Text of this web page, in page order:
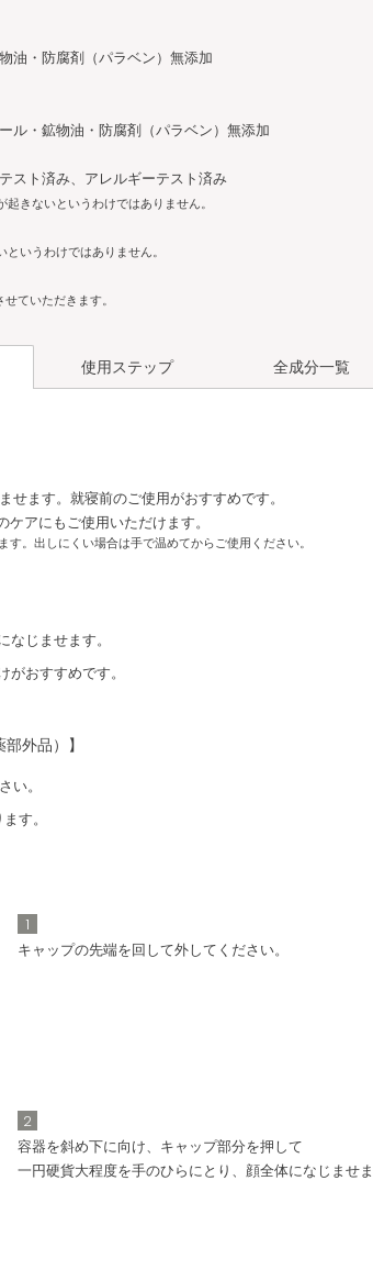
油・防腐剤（パラベン）無添加
ル・鉱物油・防腐剤（パラベン）無添加
スト済み、アレルギーテスト済み
きないというわけではありません。
いうわけではありません。
ていただきます。
せます。就寝前のご使用がおすすめです。
アにもご使用いただけます。
す。出しにくい場合は手で温めてからご使用ください。
なじませます。
がおすすめです。
外品）】
い。
す。
1
キャップの先端を回して外してください。
2
容器を斜め下に向け、キャップ部分を押して
一円硬貨大程度を手のひらにとり、顔全体になじませ
使用ステップ
マイザー
全成分一覧